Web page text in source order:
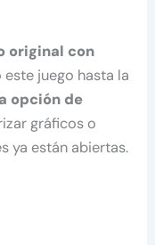
original con
juego hasta la
opción de
gráficos o
ya están abiertas.